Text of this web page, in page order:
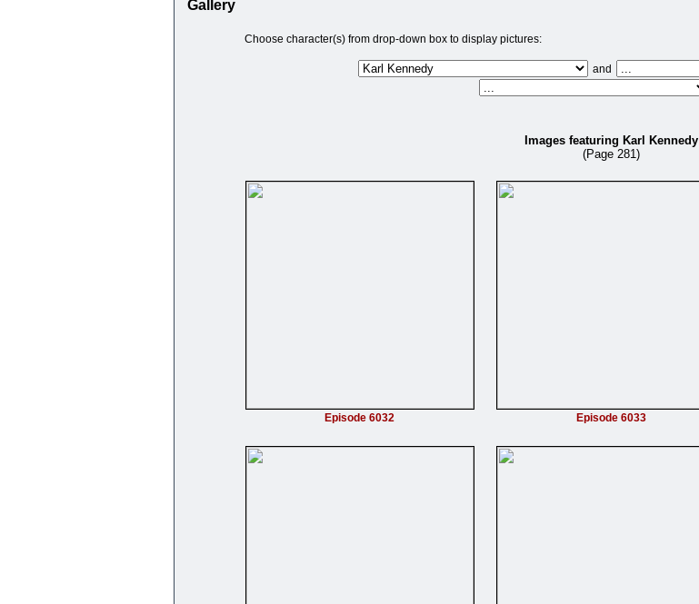
Gallery
Choose character(s) from drop-down box to display pictures:
and
Images featuring Karl Kennedy
(Page 281)
Episode 6032 Episode 6033